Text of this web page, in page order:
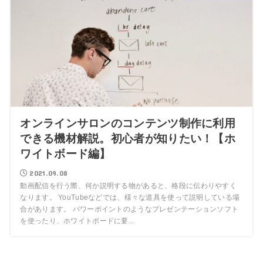
オンラインサロンのコンテンツ制作に利用
できる機材解説。初心者が知りたい！【ホ
ワイトボード編】
2021.09.08
動画配信を行う際、何か説明する物があると、格段に伝わりやすく
なります。 YouTubeなどでは、様々な道具を使って説明している場
合があります。 パワーポイントのようなプレゼンテーションソフト
を使ったり、ホワイトボードに要...